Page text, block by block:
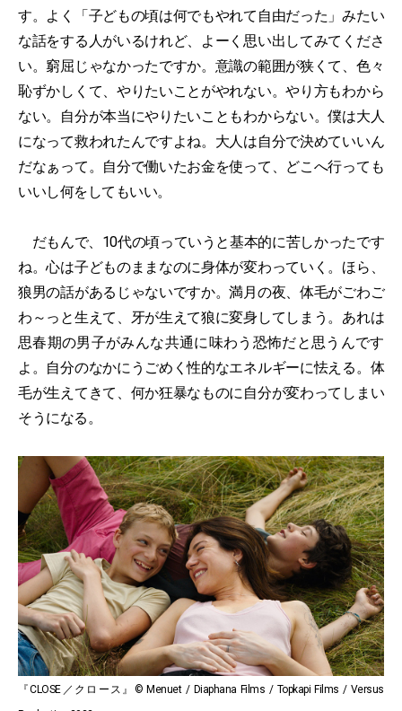
す。よく「子どもの頃は何でもやれて自由だった」みたい
な話をする人がいるけれど、よーく思い出してみてくださ
い。窮屈じゃなかったですか。意識の範囲が狭くて、色々
恥ずかしくて、やりたいことがやれない。やり方もわから
ない。自分が本当にやりたいこともわからない。僕は大人
になって救われたんですよね。大人は自分で決めていいん
だなぁって。自分で働いたお金を使って、どこへ行っても
いいし何をしてもいい。
だもんで、10代の頃っていうと基本的に苦しかったです
ね。心は子どものままなのに身体が変わっていく。ほら、
狼男の話があるじゃないですか。満月の夜、体毛がごわご
わ～っと生えて、牙が生えて狼に変身してしまう。あれは
思春期の男子がみんな共通に味わう恐怖だと思うんです
よ。自分のなかにうごめく性的なエネルギーに怯える。体
毛が生えてきて、何か狂暴なものに自分が変わってしまい
そうになる。
『CLOSE／クロース』© Menuet / Diaphana Films / Topkapi Films / Versus